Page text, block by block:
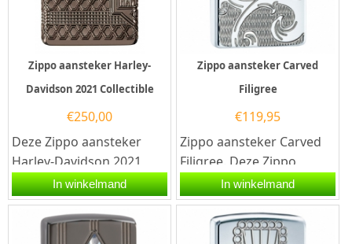
Zippo aansteker Harley-
Davidson 2021 Collectible
€250,00
Deze Zippo aansteker
Harley-Davidson 2021
Collectible is in 2021
gelanceerd door...
In winkelmand
Zippo aansteker Carved
Filigree
€119,95
Zippo aansteker Carved
Filigree. Deze Zippo
aansteker heeft een
hoogglans afwerking en
aan de...
In winkelmand